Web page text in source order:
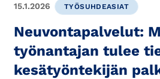
15.1.2026 TYÖSUHDEASIAT
Neuvontapalvelut:
työnantajan tulee
kesätyöntekijän